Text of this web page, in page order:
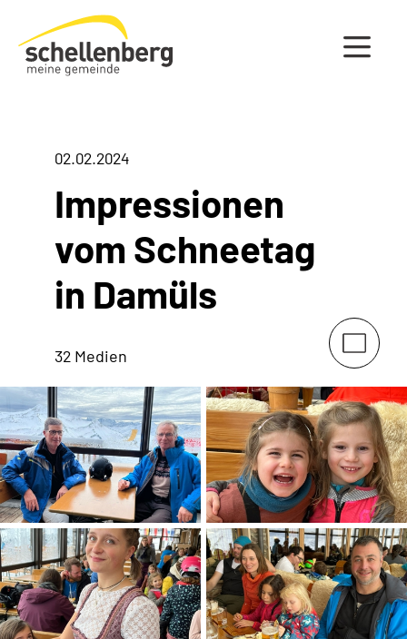
Gemeinde Schellenberg Startseite
02.02.2024
Impressionen
vom Schneetag
in Damüls
32 Medien